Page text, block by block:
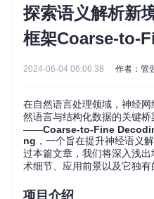
探索语义解析新
框架Coarse-to-
2024-06-04 06:06:38 作者：管
在自然语言处理领域，神经
然语言与结构化数据的关键
——Coarse-to-Fine
ng ，一个旨在提升神经语义
过本篇文章，我们将深入浅
术细节、应用前景以及它独有
项目介绍